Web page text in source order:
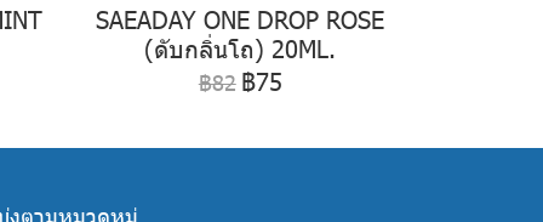
SAEADAY ONE DROP ROSE
(ดับกลิ่นโถ) 20ML.
฿82 ฿75
งตามหมวดหมู่